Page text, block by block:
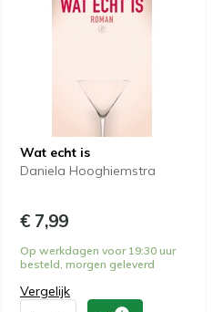
Wat echt is
Daniela Hooghiemstra
€ 7,99
Op werkdagen voor 19:30 uur
besteld, morgen geleverd
Vergelijk